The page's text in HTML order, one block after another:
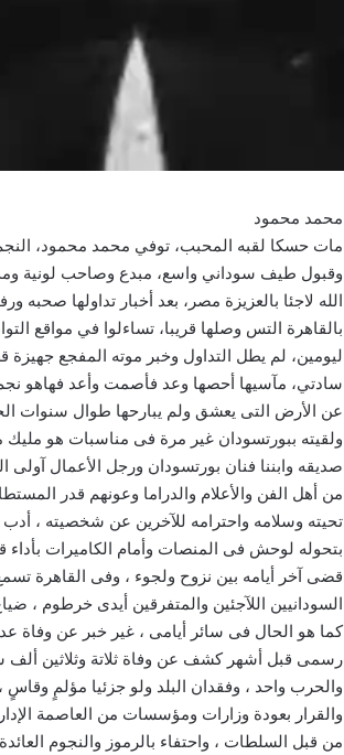
محمد محمود
مات حسكا لقبه المحبب، توفي محمد محمود،
وقبول طيف سوداني واسع، مبدع وصاحب لونية
الله لاجئا بالعزيزة مصر، بعد أخبار تداولها صحبه
بالقاهرة التس وصلها قريبا، تساءلوا في مواقع
ليومين، لم يطل التداول وخبر موته المفجع
سادتي، مآسيها أحصها وعد فأصمت وأعد فهاهو نجم
عن الأرض التى يعشق ولم يبارحها طوال سنوات
ولقيته ببورتسودان غير مرة فى مناسبات هو مليك
صديقه وابننا فنان بورتسودان ورجل الأعمال
من أهل الفن والأعلام والدراما وعونهم قدر
تحيته وسلامه واحترامه للآخرين عن شخصيته ،
بتحوله لوحش فى المنصات وأمام الكاميرات بأداء
قضى آخر أيامه بين نزوح ولجوء ، وفى القاهرة تسمع
السودانيين اللآجئين والمتفرقين أيدى خرطوم
كما هو الحال فى سائر أيامى ، غير خبر عن وفاة
رسمى قبل أشهر كشف عن وفاة ثلاتة وثلاثين ألف
والحرب واحد ، وفقدان البلد ولو جزئيا مؤلمٍ وقاسٍ
والقرار بعودة وزارات ومؤسسات من العاصمة
من قبل السلطات ، واحتفاء بالرموز والنجوم